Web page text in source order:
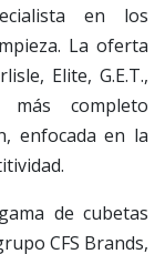
en los
La oferta
Elite, G.E.T.,
completo
enfocada en la
de cubetas
CFS Brands,